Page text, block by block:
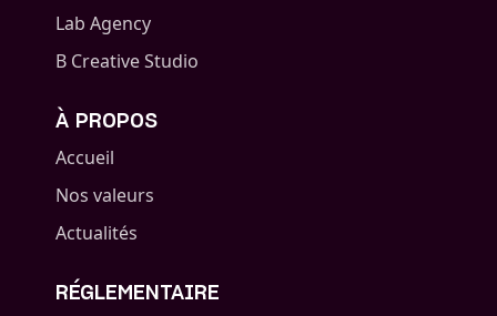
Lab Agency
B Creative Studio
À PROPOS
Accueil
Nos valeurs
Actualités
RÉGLEMENTAIRE